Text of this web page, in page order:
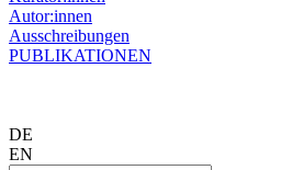
Autor:innen
Ausschreibungen
PUBLIKATIONEN
DE
EN